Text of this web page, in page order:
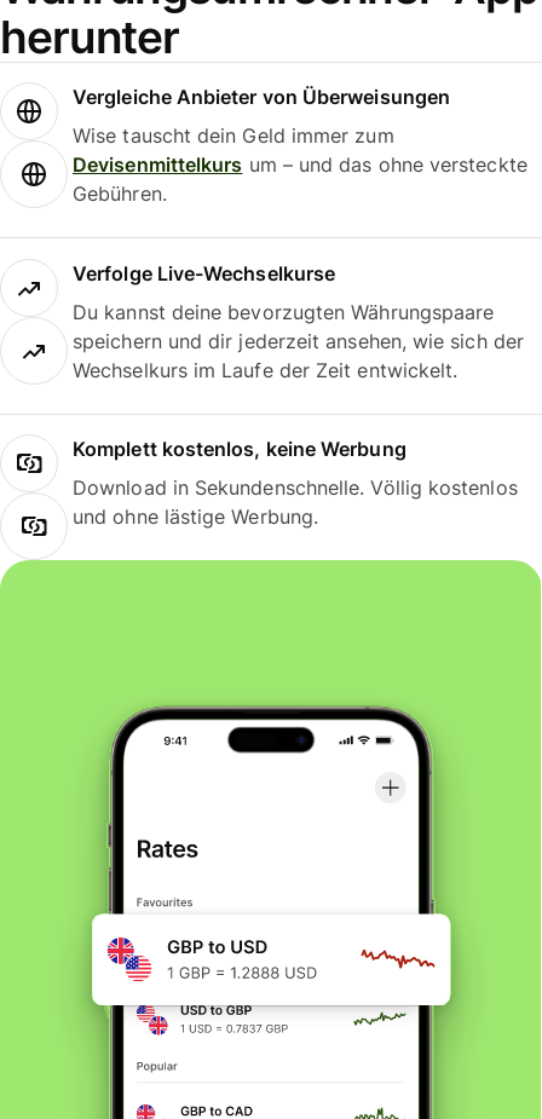
herunter
Vergleiche Anbieter von Überweisungen
Wise tauscht dein Geld immer zum
Devisenmittelkurs um – und das ohne versteckte
Gebühren.
Verfolge Live-Wechselkurse
Du kannst deine bevorzugten Währungspaare
speichern und dir jederzeit ansehen, wie sich der
Wechselkurs im Laufe der Zeit entwickelt.
Komplett kostenlos, keine Werbung
Download in Sekundenschnelle. Völlig kostenlos
und ohne lästige Werbung.